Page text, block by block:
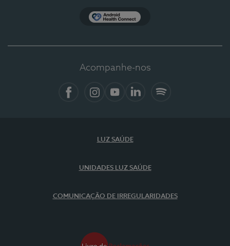
Acompanhe-nos
LUZ SAÚDE
UNIDADES LUZ SAÚDE
COMUNICAÇÃO DE IRREGULARIDADES